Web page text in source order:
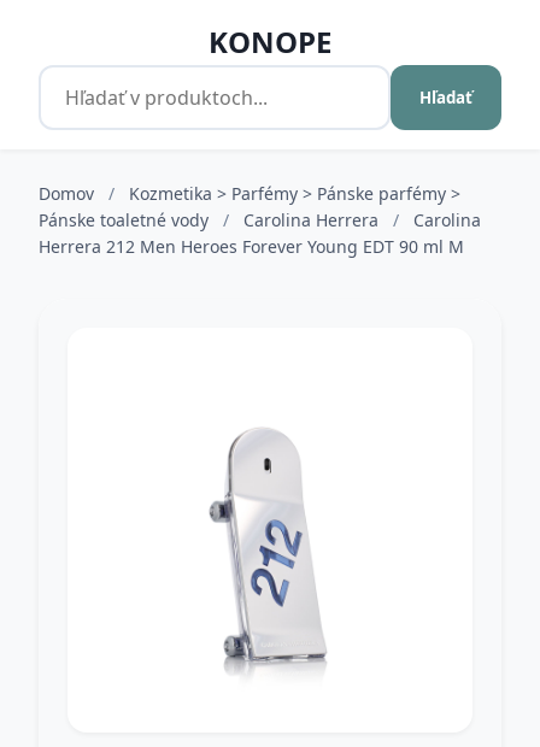
KONOPE
Hľadať
Domov /
Kozmetika > Parfémy > Pánske parfémy >
Pánske toaletné vody
/ Carolina Herrera /
Carolina
Herrera 212 Men Heroes Forever Young EDT 90 ml M